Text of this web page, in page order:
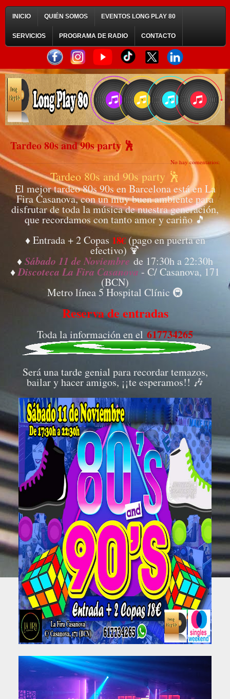
INICIO QUIÉN SOMOS EVENTOS LONG PLAY 80
SERVICIOS PROGRAMA DE RADIO CONTACTO
Tardeo 80s and 90s party 🕺
No hay comentarios:
Tardeo 80s and 90s party 🕺
El mejor tardeo 80s 90s en Barcelona está en La
Fira Casanova, con un muy buen ambiente para
disfrutar de toda la música de nuestra generación,
que recordamos con tanto amor y cariño 🎵
♦ Entrada + 2 Copas 18€(pago en puerta en
efectivo) 🍹
♦Sábado 11 de Noviembre de 17:30h a 22:30h
♦Discoteca La Fira Casanova - C/ Casanova, 171
(BCN)
Metro línea 5 Hospital Clínic 🚇
Reserva de entradas
Toda la información en el 617734265
Será una tarde genial para recordar temazos,
bailar y hacer amigos, ¡¡te esperamos!! 🎶